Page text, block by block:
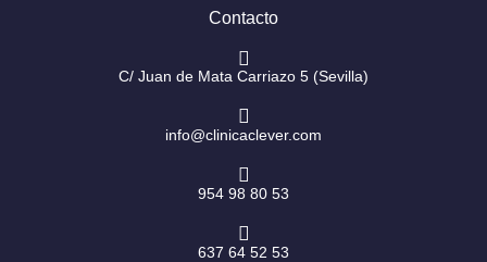
r
o
f
Contacto
C/ Juan de Mata Carriazo 5 (Sevilla)
info@clinicaclever.com
954 98 80 53
637 64 52 53